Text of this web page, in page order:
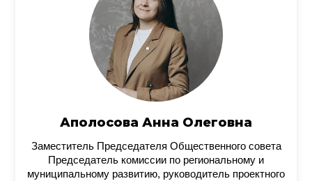
Аполосова Анна Олеговна
Заместитель Председателя Общественного совета
Председатель комиссии по региональному и
муниципальному развитию, руководитель проектного